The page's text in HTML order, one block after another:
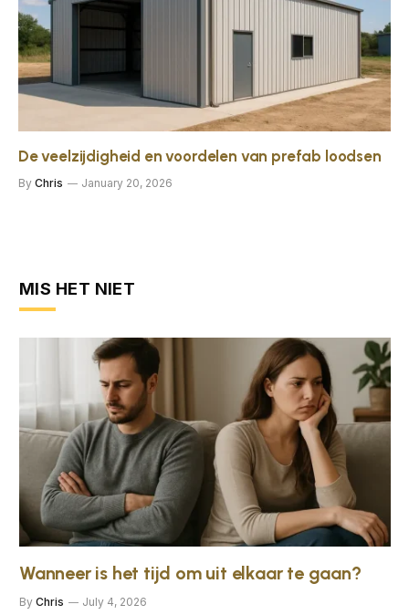
De veelzijdigheid en voordelen van prefab loodsen
By Chris January 20, 2026
MIS HET NIET
Wanneer is het tijd om uit elkaar te gaan?
By Chris July 4, 2026